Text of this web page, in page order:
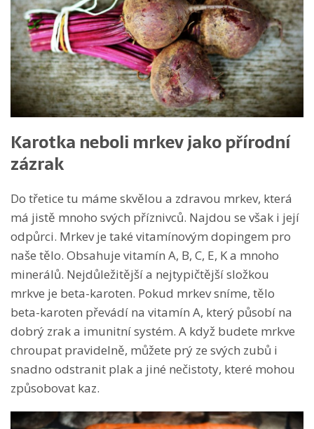
Karotka neboli mrkev jako přírodní
zázrak
Do třetice tu máme skvělou a zdravou mrkev, která
má jistě mnoho svých příznivců. Najdou se však i její
odpůrci. Mrkev je také vitamínovým dopingem pro
naše tělo. Obsahuje vitamín A, B, C, E, K a mnoho
minerálů. Nejdůležitější a nejtypičtější složkou
mrkve je beta-karoten. Pokud mrkev sníme, tělo
beta-karoten převádí na vitamín A, který působí na
dobrý zrak a imunitní systém. A když budete mrkve
chroupat pravidelně, můžete prý ze svých zubů i
snadno odstranit plak a jiné nečistoty, které mohou
způsobovat kaz.